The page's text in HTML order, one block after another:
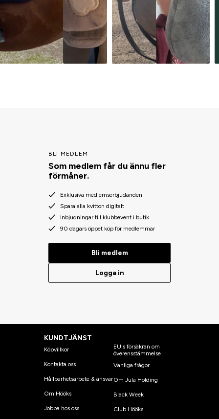
BLI MEDLEM
Som medlem får du ännu fler
förmåner.
Exklusiva medlemserbjudanden
Spara alla kvitton digitalt
Inbjudningar till klubbevent i butik
90 dagars öppet köp för medlemmar
Bli medlem
Logga in
KUNDTJÄNST
Köpvillkor
Kontakta oss
Hållbarhetsarbete & ansvar
Om Hööks
Jobba hos oss
EU:s försäkran om
överensstämmelse
Vanliga frågor
Om Jula Holding
Black Week
Club Hööks